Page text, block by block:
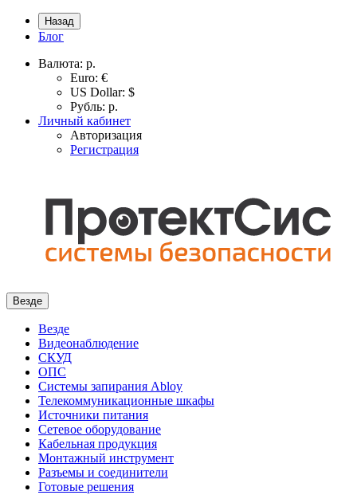
Назад
Блог
Валюта: р.
Euro: €
US Dollar: $
Рубль: р.
Личный кабинет
Авторизация
Регистрация
Везде
Везде
Видеонаблюдение
СКУД
ОПС
Системы запирания Abloy
Телекоммуникационные шкафы
Источники питания
Сетевое оборудование
Кабельная продукция
Монтажный инструмент
Разъемы и соединители
Готовые решения